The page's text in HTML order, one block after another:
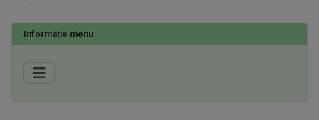
Informatie menu